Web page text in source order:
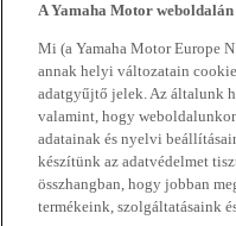
A Yamaha Motor
Mi (a Yamaha Motor Europe
annak helyi változatain
adatgyűjtő jelek. Az általunk
valamint, hogy
adatainak és nyelvi
készítünk az adatvédelmet
összhangban, hogy jobban
termékeink, szolgáltatásaink